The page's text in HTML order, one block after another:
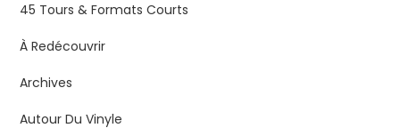
45 Tours & Formats Courts
À Redécouvrir
Archives
Autour Du Vinyle